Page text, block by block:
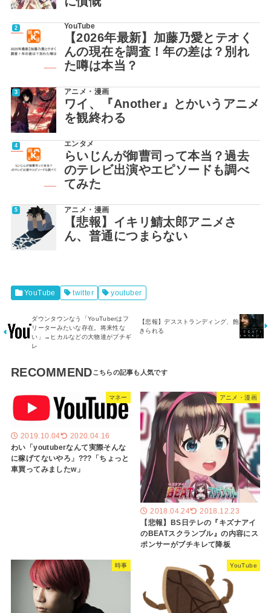
YouTube
【2026年最新】加藤乃愛とテオく
んの現在を調査！年の差は？別れ
た噂は本当？
アニメ・漫画
ワイ、『Another』とかいうアニメ
を観終わる
エンタメ
らいじんが御曹司って本当？過去
のテレビ出演やエピソードも調べ
てみた
アニメ・漫画
【悲報】イキリ鯖太郎アニメさ
ん、普通につまらない
YouTube twitter youtuber
ダウンタウンなう「YouTuberはフ
リーターみたいな存在。将来性な
い」→ヒカルなどの大物達がブチギ
レ
【悲報】デスストランディング、飽
きられる
RECOMMEND
マネー
2019.10.04 2020.04.16
わい「youtuberなんて実際そんな
に稼げてないやろ」???「ちょっと
車買ってみましたw」
アニメ・漫画
2018.04.24 2018.12.23
【悲報】BS日テレの『キズナアイ
のBEATスクランブル』の内容にス
ポンサーがブチキレて降板
時事 YouTube